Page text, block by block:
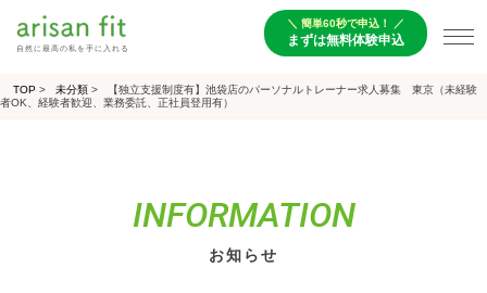
＼ 簡単60秒で申込！ ／
まずは無料体験申込
自然に最高の私を手に入れる
TOP > 未分類 >
【独立支援制度有】池袋店のパーソナルトレーナー求人募集 東京（未経験
者OK、経験者歓迎、業務委託、正社員登用有）
INFORMATION
お知らせ